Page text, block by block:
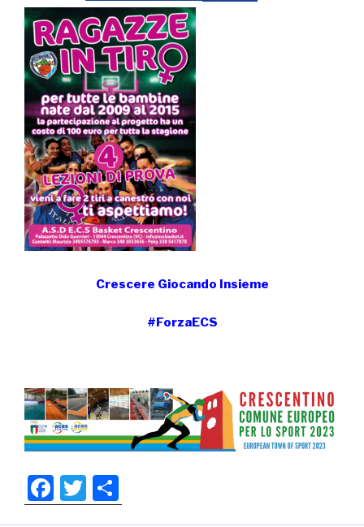
Crescere Giocando Insieme
#ForzaECS
F
a
T
wi h